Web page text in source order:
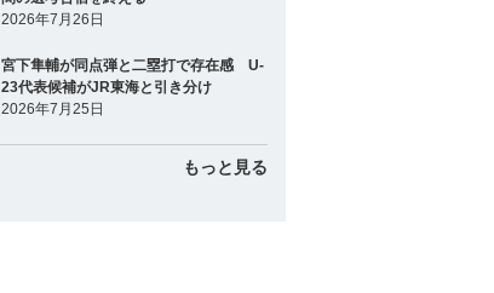
2026年7月26日
宮下隼輔が同点弾と二塁打で存在感 U-
23代表候補がJR東海と引き分け
2026年7月25日
もっと見る